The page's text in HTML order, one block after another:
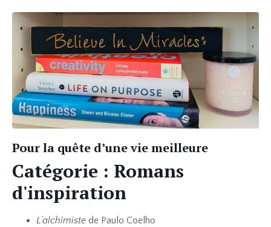
Pour la quête d’une vie meilleure
Catégorie : Romans
d'inspiration
L’alchimiste de Paulo Coelho